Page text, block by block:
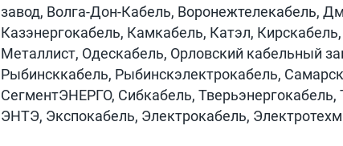
завод, Волга-Дон-Кабель, Воронежтелекабель,
Казэнергокабель, Камкабель, Катэл,
Металлист, Одескабель, Орловский кабельный
Рыбинсккабель, Рыбинскэлектрокабель,
СегментЭНЕРГО, Сибкабель,
ЭНТЭ, Экспокабель, Электрокабель,